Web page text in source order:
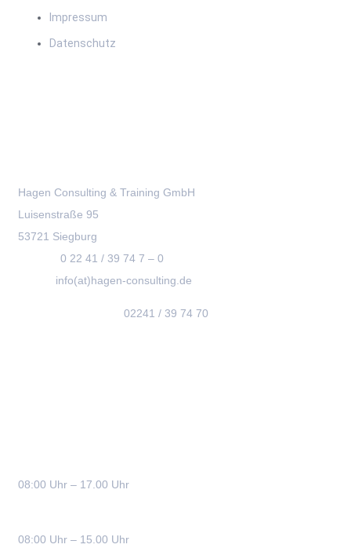
Impressum
Datenschutz
Hagen Consulting & Training GmbH
Luisenstraße 95
53721 Siegburg
0 22 41 / 39 74 7 – 0
info(at)hagen-consulting.de
02241 / 39 74 70
08:00 Uhr – 17.00 Uhr
08:00 Uhr – 15.00 Uhr